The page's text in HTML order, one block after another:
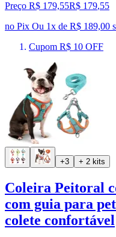
Preço R$ 179,55R$ 179,55
no Pix Ou 1x de R$ 189,00
Cupom R$ 10 OFF
+3 + 2 kits
Coleira Peitoral
com guia para
colete confortável